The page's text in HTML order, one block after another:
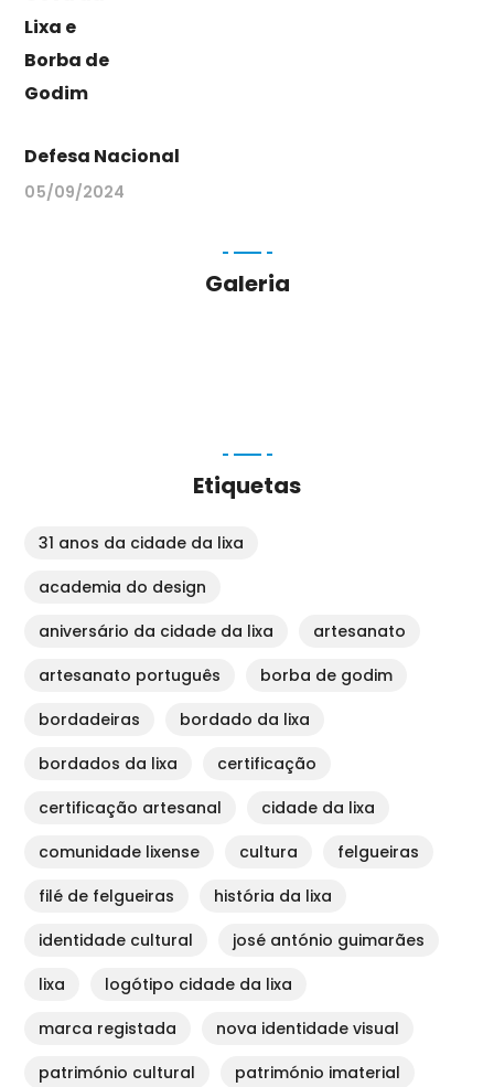
Defesa Nacional
05/09/2024
Galeria
Etiquetas
31 anos da cidade da lixa
academia do design
aniversário da cidade da lixa
artesanato
artesanato português
borba de godim
bordadeiras
bordado da lixa
bordados da lixa
certificação
certificação artesanal
cidade da lixa
comunidade lixense
cultura
felgueiras
filé de felgueiras
história da lixa
identidade cultural
josé antónio guimarães
lixa
logótipo cidade da lixa
marca registada
nova identidade visual
património cultural
património imaterial